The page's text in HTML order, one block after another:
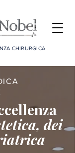
CHIRURGICA
dei